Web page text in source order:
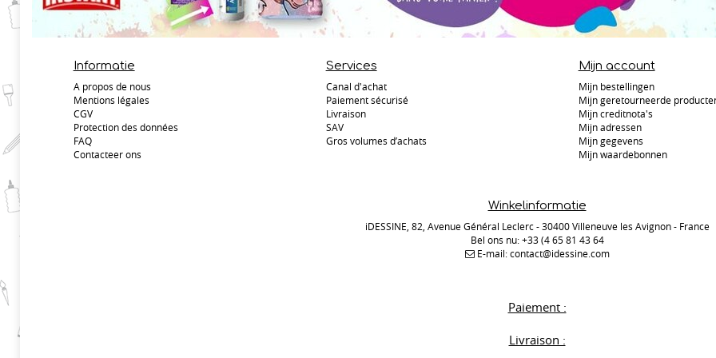
Paiement :
Livraison :
Informatie
A propos de nous
Mentions légales
CGV
Protection des données
FAQ
Contacteer ons
Services
Canal d'achat
Paiement sécurisé
Livraison
SAV
Gros volumes d’achats
Mijn account
Mijn bestellingen
Mijn geretourneerde
Mijn creditnota's
Mijn adressen
Mijn gegevens
Mijn waardebonnen
Winkelinformatie
iDESSINE, 82, Avenue Général Leclerc - 30400 Villeneuve les Avignon - France
Bel ons nu:+33 (4 65 81 43 64
E-mail:contact@idessine.com